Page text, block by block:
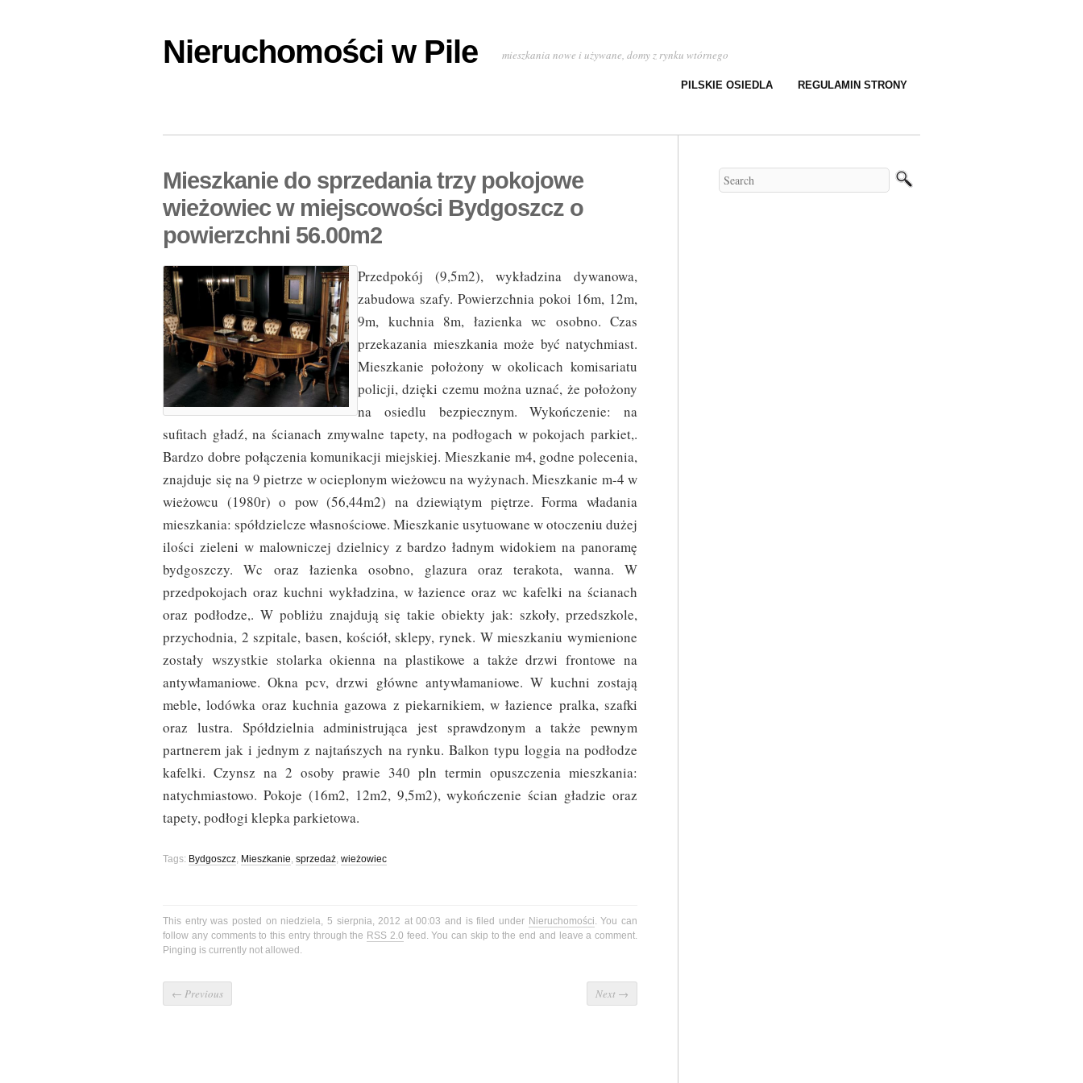
Nieruchomości w Pile mieszkania nowe i używane, domy z rynku wtórnego
PILSKIE OSIEDLA REGULAMIN STRONY
Mieszkanie do sprzedania trzy pokojowe
wieżowiec w miejscowości Bydgoszcz o
powierzchni 56.00m2
Przedpokój (9,5m2), wykładzina dywanowa,
zabudowa szafy. Powierzchnia pokoi 16m, 12m,
9m, kuchnia 8m, łazienka wc osobno. Czas
przekazania mieszkania może być natychmiast.
Mieszkanie położony w okolicach komisariatu
policji, dzięki czemu można uznać, że położony
na osiedlu bezpiecznym. Wykończenie: na
sufitach gładź, na ścianach zmywalne tapety, na podłogach w pokojach parkiet,.
Bardzo dobre połączenia komunikacji miejskiej. Mieszkanie m4, godne polecenia,
znajduje się na 9 pietrze w ocieplonym wieżowcu na wyżynach. Mieszkanie m-4 w
wieżowcu (1980r) o pow (56,44m2) na dziewiątym piętrze. Forma władania
mieszkania: spółdzielcze własnościowe. Mieszkanie usytuowane w otoczeniu dużej
ilości zieleni w malowniczej dzielnicy z bardzo ładnym widokiem na panoramę
bydgoszczy. Wc oraz łazienka osobno, glazura oraz terakota, wanna. W
przedpokojach oraz kuchni wykładzina, w łazience oraz wc kafelki na ścianach
oraz podłodze,. W pobliżu znajdują się takie obiekty jak: szkoły, przedszkole,
przychodnia, 2 szpitale, basen, kościół, sklepy, rynek. W mieszkaniu wymienione
zostały wszystkie stolarka okienna na plastikowe a także drzwi frontowe na
antywłamaniowe. Okna pcv, drzwi główne antywłamaniowe. W kuchni zostają
meble, lodówka oraz kuchnia gazowa z piekarnikiem, w łazience pralka, szafki
oraz lustra. Spółdzielnia administrująca jest sprawdzonym a także pewnym
partnerem jak i jednym z najtańszych na rynku. Balkon typu loggia na podłodze
kafelki. Czynsz na 2 osoby prawie 340 pln termin opuszczenia mieszkania:
natychmiastowo. Pokoje (16m2, 12m2, 9,5m2), wykończenie ścian gładzie oraz
tapety, podłogi klepka parkietowa.
Tags: Bydgoszcz, Mieszkanie, sprzedaż, wieżowiec
This entry was posted on niedziela, 5 sierpnia, 2012 at 00:03 and is filed under Nieruchomości. You can
follow any comments to this entry through the RSS 2.0 feed. You can skip to the end and leave a comment.
Pinging is currently not allowed.
← Previous Next →